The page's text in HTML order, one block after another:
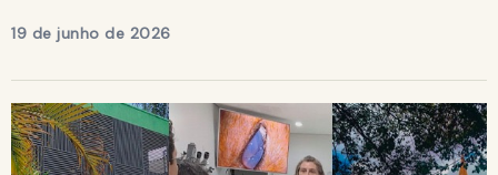
19 de junho de 2026